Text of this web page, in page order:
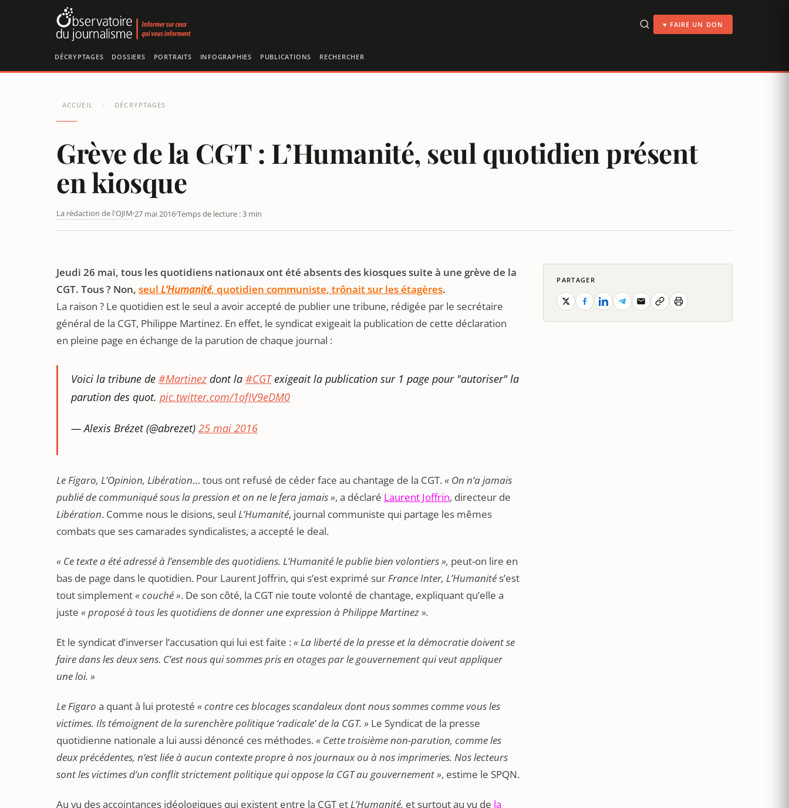
♥ FAIRE UN DON
DÉCRYPTAGES DOSSIERS PORTRAITS INFOGRAPHIES PUBLICATIONS RECHERCHER
ACCUEIL / DÉCRYPTAGES
Grève de la CGT : L’Humanité, seul quotidien présent
en kiosque
La rédaction de l'OJIM 27 mai 2016Temps de lecture : 3 min
L'HUMANITÉ : LA RECHUTE FINALE ?
Jeudi 26 mai, tous les quotidiens nationaux ont été absents des kiosques suite à une grève de la
CGT. Tous ? Non, seul L’Humanité, quotidien communiste, trônait sur les étagères.
La raison ? Le quotidien est le seul a avoir accepté de publier une tribune, rédigée par le secrétaire
général de la CGT, Philippe Martinez. En effet, le syndicat exigeait la publication de cette déclaration
en pleine page en échange de la parution de chaque journal :
Voici la tribune de #Martinez dont la #CGTexigeait la publication sur 1 page pour "autoriser" la
parution des quot. pic.twitter.com/1ofIV9eDM0
— Alexis Brézet (@abrezet) 25 mai 2016
Le Figaro, L’Opinion, Libération… tous ont refusé de céder face au chantage de la CGT.« On n’a jamais
publié de communiqué sous la pression et on ne le fera jamais », a déclaré Laurent Joffrin, directeur de
Libération. Comme nous le disions, seul L’Humanité, journal communiste qui partage les mêmes
combats que ses camarades syndicalistes, a accepté le deal.
« Ce texte a été adressé à l’ensemble des quotidiens. L’Humanité le publie bien volontiers », peut-on lire en
bas de page dans le quotidien. Pour Laurent Joffrin, qui s’est exprimé surFrance Inter, L’Humanité s’est
tout simplement« couché ». De son côté, la CGT nie toute volonté de chantage, expliquant qu’elle a
juste « proposé à tous les quotidiens de donner une expression à Philippe Martinez ».
Et le syndicat d’inverser l’accusation qui lui est faite :« La liberté de la presse et la démocratie doivent se
faire dans les deux sens. C’est nous qui sommes pris en otages par le gouvernement qui veut appliquer
une loi. »
Le Figaro a quant à lui protesté « contre ces blocages scandaleux dont nous sommes comme vous les
victimes. Ils témoignent de la surenchère politique ‘radicale’ de la CGT. » Le Syndicat de la presse
quotidienne nationale a lui aussi dénoncé ces méthodes.« Cette troisième non-parution, comme les
deux précédentes, n’est liée à aucun contexte propre à nos journaux ou à nos imprimeries. Nos lecteurs
sont les victimes d’un conflit strictement politique qui oppose la CGT au gouvernement », estime le SPQN.
Au vu des accointances idéologiques qui existent entre la CGT etL’Humanité, et surtout au vu de la
PARTAGER
Panneau de gestion des cookies